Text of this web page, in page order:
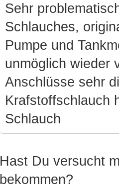
Sehr
Schlauches,
Pumpe und
unmöglich wieder
Anschlüsse sehr
Krafstoffschlauch
Schlauch
Hast Du versucht
bekommen?